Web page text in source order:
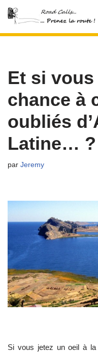
Aller
Et si
chance à
oubliés
Latine… ?
par Jeremy
Si vous jetez un oeil à